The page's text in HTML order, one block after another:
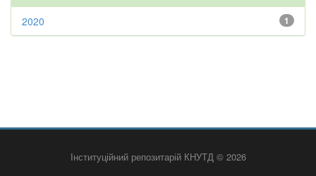
1
2020
Інституційний репозитарій КНУТД © 2026